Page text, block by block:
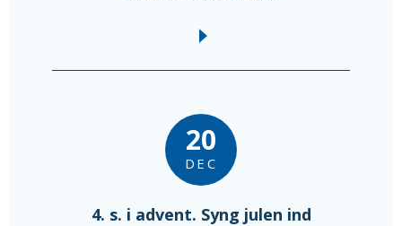
20
DEC
4. s. i advent. Syng julen ind